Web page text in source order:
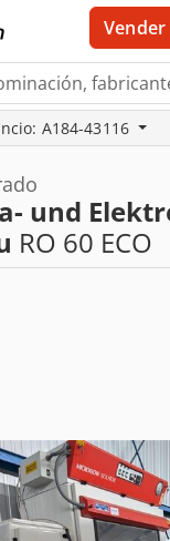
Vender
A184-43116
und
RO 60 ECO